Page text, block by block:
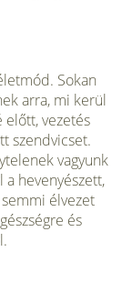
Sokan
arra, mi kerül
előtt, vezetés
szendvicset.
vagyunk
a hevenyészett,
élvezet
és